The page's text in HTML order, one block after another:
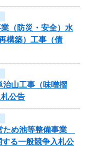
（防災・安全）水
構築）工事（債
山工事（味噌摺
公告
ため池等整備事業
る一般競争入札公